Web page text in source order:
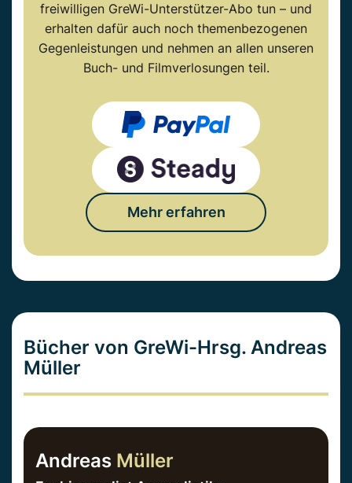
freiwilligen GreWi-Unterstützer-Abo tun – und
erhalten dafür auch noch themenbezogenen
Gegenleistungen und nehmen an allen unseren
Buch- und Filmverlosungen teil.
Mehr erfahren
Bücher von GreWi-Hrsg. Andreas
Müller
Andreas Müller